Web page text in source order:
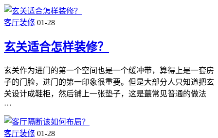
客厅装修 01-28
玄关适合怎样装修？
玄关作为进门的第一个空间也是一个缓冲带，算得上是一套房
子的门脸，进门的第一印象很重要。但是大部分人只知道把玄
关设计成鞋柜，然后铺上一张垫子，这是蕞常见普通的做法
…
客厅装修 01-28